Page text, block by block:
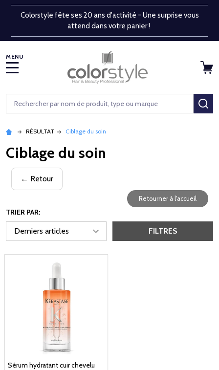
Colorstyle fête ses 20 ans d'activité - Une surprise vous
attend dans votre panier !
Rechercher
RÉSULTAT Ciblage du soin
Ciblage du soin
← Retour
Retourner à l'accueil
TRIER PAR:
FILTRES
Sérum hydratant cuir chevelu